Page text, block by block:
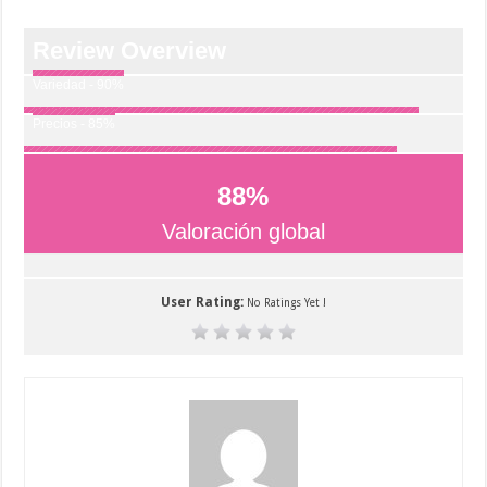
88%
Valoración global
User Rating: No Ratings Yet !